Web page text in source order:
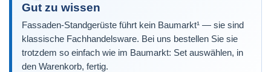
Gut zu wissen
Fassaden-Standgerüste führt kein Baumarkt¹ — sie sind
klassische Fachhandelsware. Bei uns bestellen Sie sie
trotzdem so einfach wie im Baumarkt: Set auswählen, in
den Warenkorb, fertig.